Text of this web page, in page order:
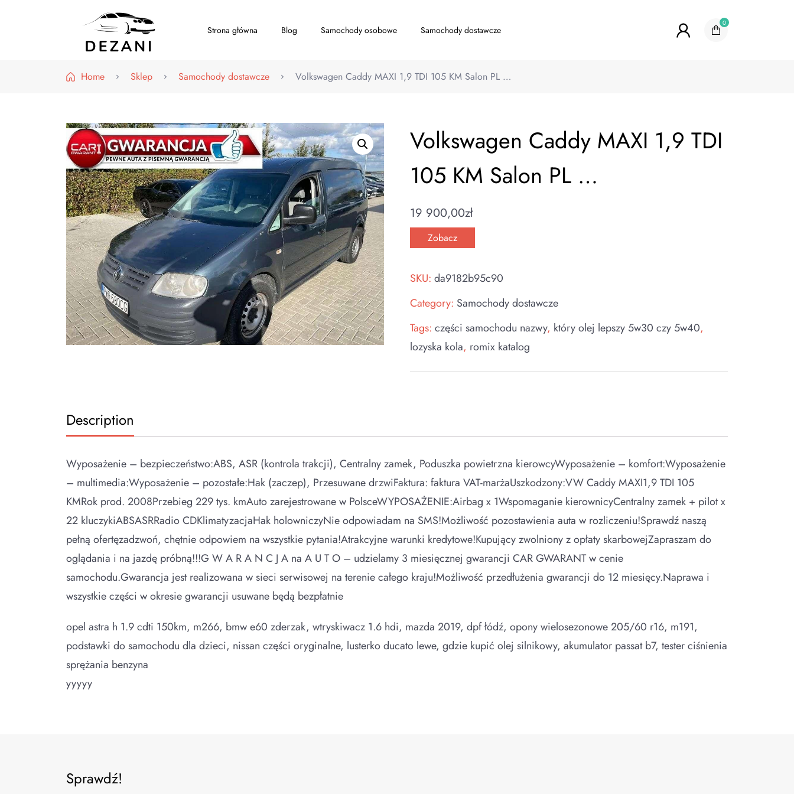
Strona główna Blog Samochody osobowe Samochody dostawcze
0
Home Sklep Samochody dostawcze Volkswagen Caddy MAXI 1,9 TDI 105 KM Salon PL …
Volkswagen Caddy MAXI 1,9 TDI
105 KM Salon PL …
19 900,00zł
Zobacz
SKU:da9182b95c90
Category: Samochody dostawcze
Tags:części samochodu nazwy, który olej lepszy 5w30 czy 5w40,
lozyska kola, romix katalog
Description
Wyposażenie – bezpieczeństwo:ABS, ASR (kontrola trakcji), Centralny zamek, Poduszka powietrzna kierowcyWyposażenie – komfort:Wyposażenie
– multimedia:Wyposażenie – pozostałe:Hak (zaczep), Przesuwane drzwiFaktura: faktura VAT-marżaUszkodzony:VW Caddy MAXI1,9 TDI 105
KMRok prod. 2008Przebieg 229 tys. kmAuto zarejestrowane w PolsceWYPOSAŻENIE:Airbag x 1Wspomaganie kierownicyCentralny zamek + pilot x
22 kluczykiABSASRRadio CDKlimatyzacjaHak holowniczyNie odpowiadam na SMS!Możliwość pozostawienia auta w rozliczeniu!Sprawdź naszą
pełną ofertęzadzwoń, chętnie odpowiem na wszystkie pytania!Atrakcyjne warunki kredytowe!Kupujący zwolniony z opłaty skarbowejZapraszam do
oglądania i na jazdę próbną!!!G W A R A N C J A na A U T O – udzielamy 3 miesięcznej gwarancji CAR GWARANT w cenie
samochodu.Gwarancja jest realizowana w sieci serwisowej na terenie całego kraju!Możliwość przedłużenia gwarancji do 12 miesięcy.Naprawa i
wszystkie części w okresie gwarancji usuwane będą bezpłatnie
opel astra h 1.9 cdti 150km, m266, bmw e60 zderzak, wtryskiwacz 1.6 hdi, mazda 2019, dpf łódź, opony wielosezonowe 205/60 r16, m191,
podstawki do samochodu dla dzieci, nissan części oryginalne, lusterko ducato lewe, gdzie kupić olej silnikowy, akumulator passat b7, tester ciśnienia
sprężania benzyna
yyyyy
Sprawdź!